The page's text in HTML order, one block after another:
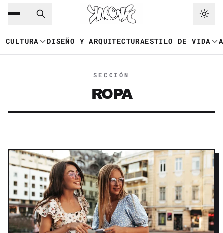
Saltar al contenido principal
CULTURA DISEÑO Y ARQUITECTURAESTILO DE VIDA
SECCIÓN
ROPA